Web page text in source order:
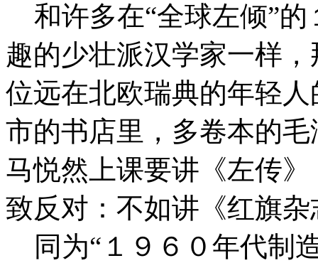
和许多在“全球左倾”的
趣的少壮派汉学家一样
位远在北欧瑞典的年轻
市的书店里，多卷本的
马悦然上课要讲《左传
致反对：不如讲《红旗杂
同为“１９６０年代制